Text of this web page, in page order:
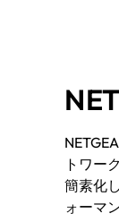
トワー
簡素化
ォーマ